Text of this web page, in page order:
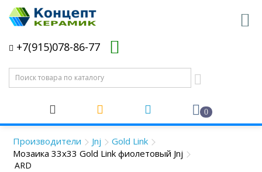
+7(915)078-86-77
0
Производители Jnj
Gold Link
Мозаика 33x33 Gold Link фиолетовый Jnj
ARD